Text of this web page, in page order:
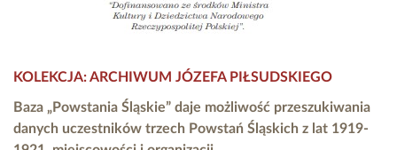
KOLEKCJA: ARCHIWUM JÓZEFA PIŁSUDSKIEGO
Baza „Powstania Śląskie” daje możliwość przeszukiwania
danych uczestników trzech Powstań Śląskich z lat 1919-